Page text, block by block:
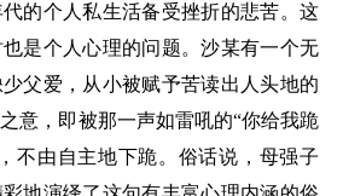
的个人私生活备受挫折的悲苦。这
是个人心理的问题。沙某有一个无
父爱，从小被赋予苦读出人头地的
意，即被那一声如雷吼的“你给我跪
不由自主地下跪。俗话说，母强子